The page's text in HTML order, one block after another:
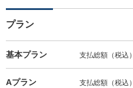
プラン
基本プラン 支払総額（税込）
Aプラン 支払総額（税込）